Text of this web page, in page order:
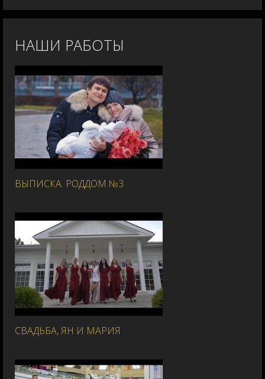
НАШИ РАБОТЫ
ВЫПИСКА. РОДДОМ №3
СВАДЬБА, ЯН И МАРИЯ